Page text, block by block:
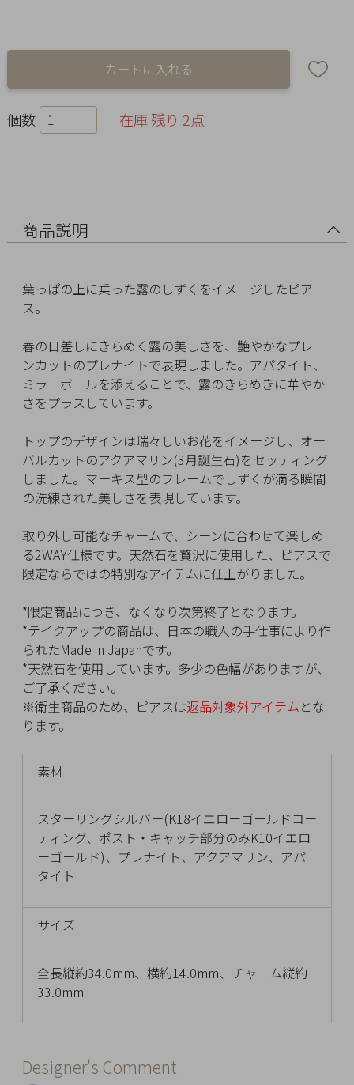
個数 在庫 残り 2点
商品説明
葉っぱの上に乗った露のしずくをイメージしたピア
ス。
春の日差しにきらめく露の美しさを、艶やかなプレー
ンカットのプレナイトで表現しました。アパタイト、
ミラーボールを添えることで、露のきらめきに華やか
さをプラスしています。
トップのデザインは瑞々しいお花をイメージし、オー
バルカットのアクアマリン(3月誕生石)をセッティング
しました。マーキス型のフレームでしずくが滴る瞬間
の洗練された美しさを表現しています。
取り外し可能なチャームで、シーンに合わせて楽しめ
る2WAY仕様です。天然石を贅沢に使用した、ピアスで
限定ならではの特別なアイテムに仕上がりました。
*限定商品につき、なくなり次第終了となります。
*テイクアップの商品は、日本の職人の手仕事により作
られたMade in Japanです。
*天然石を使用しています。多少の色幅がありますが、
ご了承ください。
※衛生商品のため、ピアスは返品対象外アイテムとな
ります。
素材
スターリングシルバー(K18イエローゴールドコー
ティング、ポスト・キャッチ部分のみK10イエロ
ーゴールド)、プレナイト、アクアマリン、アパ
タイト
サイズ
全長縦約34.0mm、横約14.0mm、チャーム縦約
33.0mm
Designer's Comment
Season
Pick
マ
イ
ペ
ジ
お
に
入
り
イ
テ
ム
最
近
ッ
た
利
用
ガ
ド